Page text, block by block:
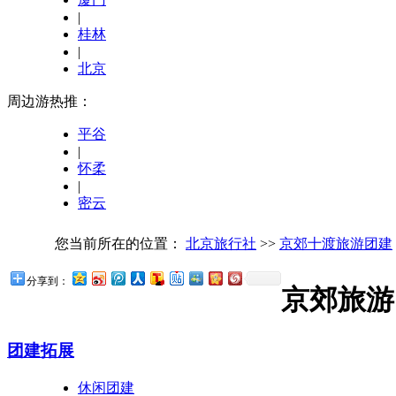
|
桂林
|
北京
周边游热推：
平谷
|
怀柔
|
密云
您当前所在的位置： 北京旅行社 >> 京郊十渡旅游团建
分享到：
京郊旅
团建拓展
休闲团建